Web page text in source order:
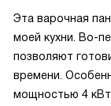
Эта варочная
моей кухни. Во-
позволяют
времени.
мощностью 4